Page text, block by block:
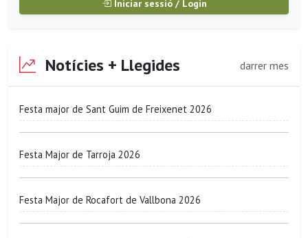
Iniciar sessió / Login
Notícies + Llegides darrer mes
Festa major de Sant Guim de Freixenet 2026
Festa Major de Tarroja 2026
Festa Major de Rocafort de Vallbona 2026